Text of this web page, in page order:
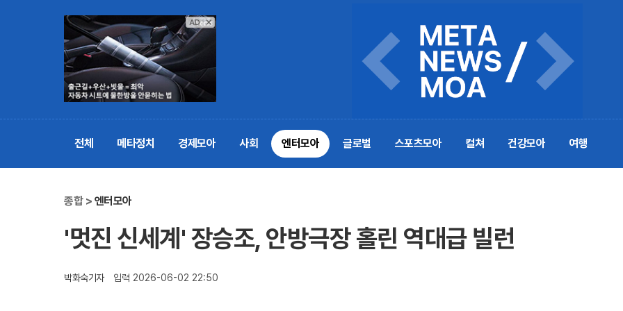
전체 메타정치 경제모아 사회 엔터모아 글로벌 스포츠모아 컬쳐 건강모아 여행
종합 > 엔터모아
'멋진 신세계' 장승조, 안방극장 홀린 역대급 빌런
박화숙기자 입력 2026-06-02 22:50